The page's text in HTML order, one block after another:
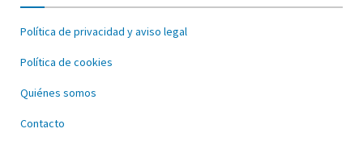
Política de privacidad y aviso legal
Política de cookies
Quiénes somos
Contacto